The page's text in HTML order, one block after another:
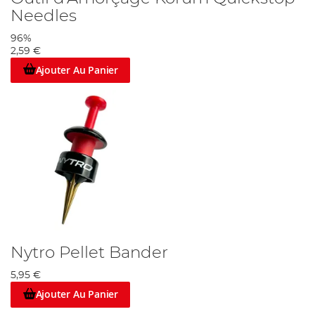
Needles
96%
2,59 €
Ajouter Au Panier
Nytro Pellet Bander
5,95 €
Ajouter Au Panier